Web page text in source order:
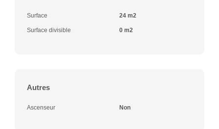
Surface 24 m2
Surface divisible 0 m2
Autres
Ascenseur Non